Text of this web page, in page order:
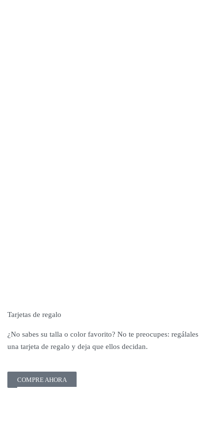
Tarjetas de regalo
¿No sabes su talla o color favorito? No te preocupes: regálales
una tarjeta de regalo y deja que ellos decidan.
COMPRE AHORA